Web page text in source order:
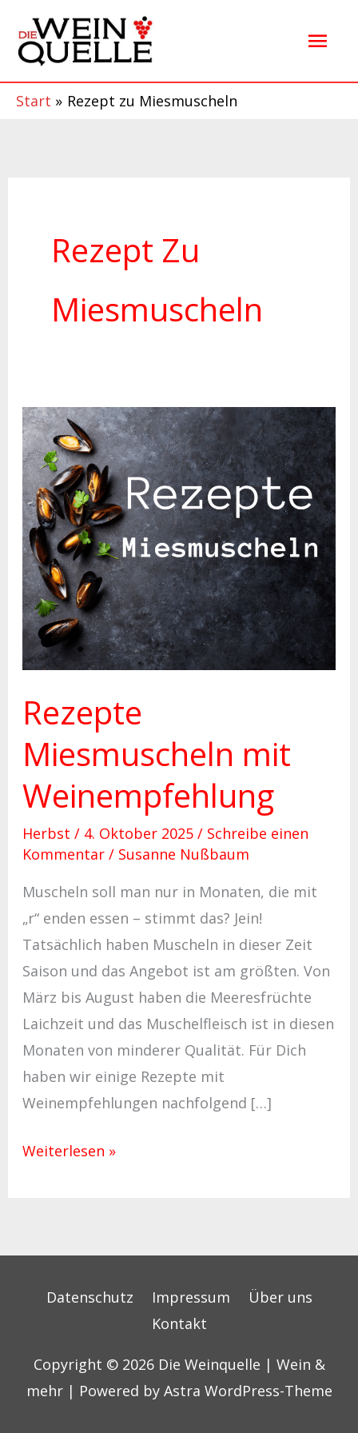
Inhalt
springen
Start Rezept zu Miesmuscheln
Rezept Zu
Miesmuscheln
Rezepte
Miesmuscheln mit
Weinempfehlung
Herbst / 4. Oktober 2025 / Schreibe einen
Kommentar / Susanne Nußbaum
Muscheln soll man nur in Monaten, die mit
„r“ enden essen – stimmt das? Jein!
Tatsächlich haben Muscheln in dieser Zeit
Saison und das Angebot ist am größten. Von
März bis August haben die Meeresfrüchte
Laichzeit und das Muschelfleisch ist in diesen
Monaten von minderer Qualität. Für Dich
haben wir einige Rezepte mit
Weinempfehlungen nachfolgend […]
Rezepte
Miesmuscheln
mit
Weinempfehlung
Weiterlesen »
Datenschutz Impressum
Über uns
Kontakt
Copyright © 2026 Die Weinquelle | Wein &
mehr| Powered by Astra WordPress-Theme